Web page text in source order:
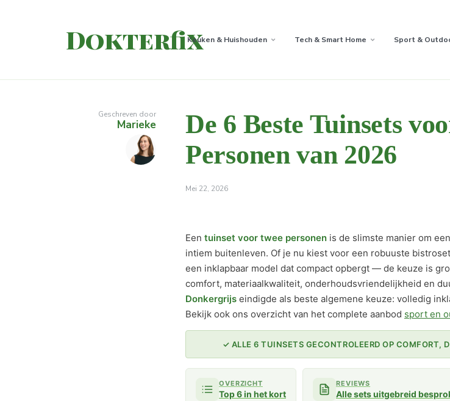
DokterfixKeuken & Huishouden Tech & Smart Home Sport &
Geschreven door
Marieke
De 6 Beste Tuinsets
Personen van 2026
Mei 22, 2026
Een tuinset voor twee personen is de slimste manier om
intiem buitenleven. Of je nu kiest voor een robuuste
een inklapbaar model dat compact opbergt — de keuze is
comfort, materiaalkwaliteit, onderhoudsvriendelijkheid en
Donkergrijs eindigde als beste algemene keuze: volledig
Bekijk ook ons overzicht van het complete aanbod sport en
✓ ALLE 6 TUINSETS GECONTROLEERD OP COMFORT,
OVERZICHT
Top 6 in het kort
REVIEWS
Alle sets uitgebreid